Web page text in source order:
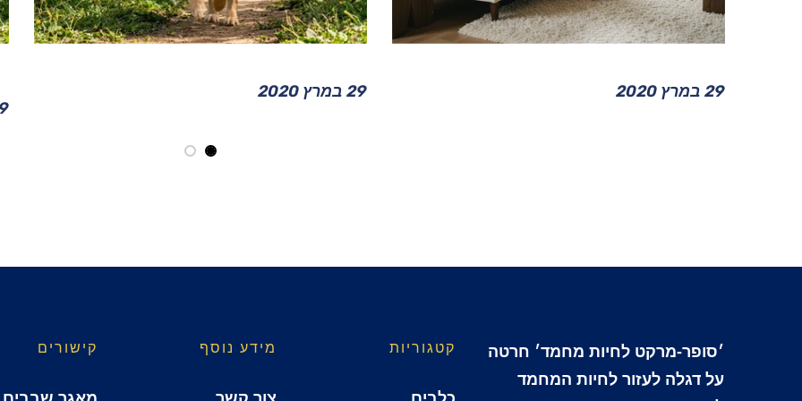
29 במרץ 2020 29 במרץ 2020
29
׳סופר-מרקט לחיות מחמד׳ חרטה
על דגלה לעזור לחיות המחמד
קטגוריות מידע נוסף קישורים